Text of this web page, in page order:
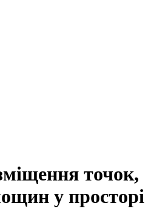
точок,
у просторі